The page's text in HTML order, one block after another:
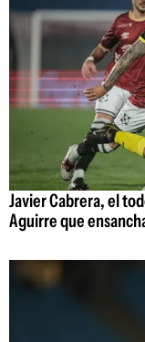
Javier Cabrera, el
Aguirre que